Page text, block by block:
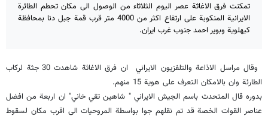
تمكنت فرق الاغاثة عصر اليوم الثلاثاء من الوصول الى مكان تحطم الطائرة
الايرانية المنكوبة على ارتفاع اكثر من 4000 متر قرب قمة جبل دنا بمحافظة
كيهلوية وبوير احمد جنوب غرب ايران.
وقال مراسل الاذاعة والتلفزيون الايراني ان فرق الاغاثة شاهدت 30 جثة لركاب
الطارئة وان بالامكان التعرف على هوية 15 منهم.
بدوره قال المتحدث باسم الجيش الايراني " شاهين تقي خاني" ان اربعة من افضل
عناصر القوات الخصة قد تم نقلهم جوا بواسطة المروحيات الى اقرب مكان لسقوط